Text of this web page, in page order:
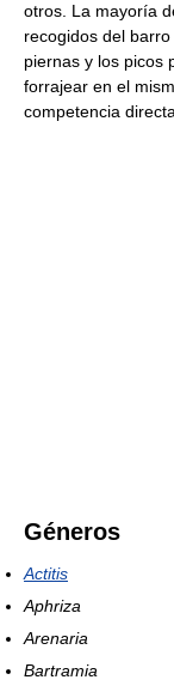
otros. La mayoría
recogidos del
piernas y los picos
forrajear en el
competencia
Géneros
Actitis
Aphriza
Arenaria
Bartramia